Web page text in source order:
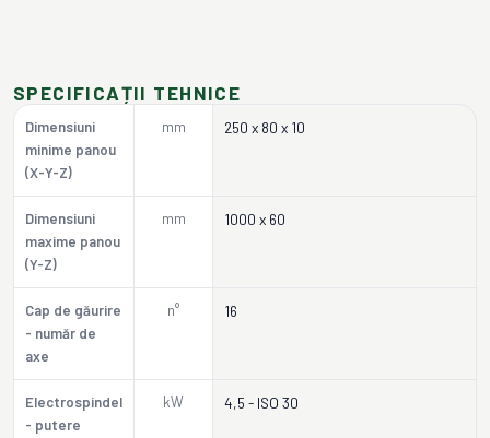
SPECIFICAȚII TEHNICE
Dimensiuni
minime panou
(X-Y-Z)
mm 250 x 80 x 10
Dimensiuni
maxime panou
(Y-Z)
mm 1000 x 60
Cap de găurire
- număr de
axe
n° 16
Electrospindel
- putere
kW 4,5 - ISO 30